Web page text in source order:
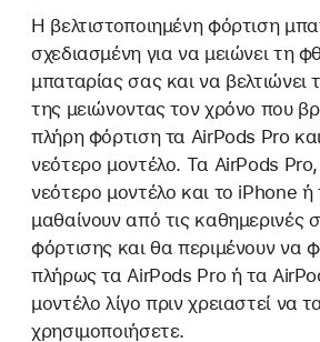
Η βελτιστοποιημένη φόρτιση
σχεδιασμένη για να μειώνει τη
μπαταρίας σας και να βελτιώνει
της μειώνοντας τον χρόνο που
πλήρη φόρτιση τα AirPods Pro
νεότερο μοντέλο. Τα AirPods
νεότερο μοντέλο και το iPhone ή
μαθαίνουν από τις καθημερινές
φόρτισης και θα περιμένουν να
πλήρως τα AirPods Pro ή τα
μοντέλο λίγο πριν χρειαστεί να
χρησιμοποιήσετε.